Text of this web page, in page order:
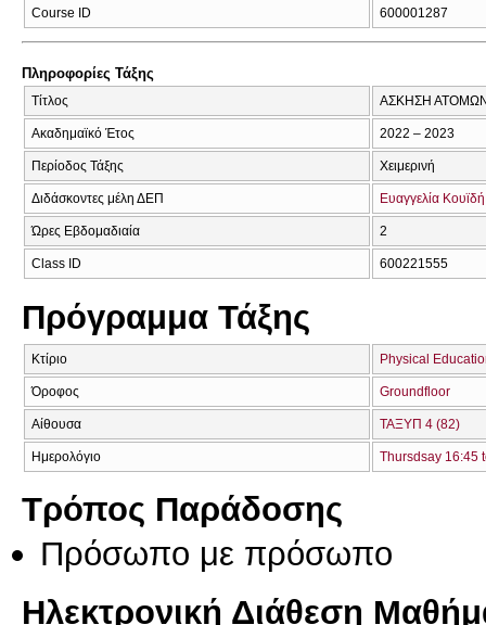
Course ID 600001287
Πληροφορίες Τάξης
Τίτλος ΑΣΚΗΣΗ
Ακαδημαϊκό Έτος 2022 – 2023
Περίοδος Τάξης Χειμερινή
Διδάσκοντες μέλη ΔΕΠ Ευαγγελία Κουϊδή
Ώρες Εβδομαδιαία 2
Class ID 600221555
Πρόγραμμα Τάξης
Κτίριο Physical
Όροφος Groundfloor
Αίθουσα ΤΑΞΥΠ 4 (82)
Ημερολόγιο Thursdsay 16:45
Τρόπος Παράδοσης
Πρόσωπο με πρόσωπο
Ηλεκτρονική Διάθεση